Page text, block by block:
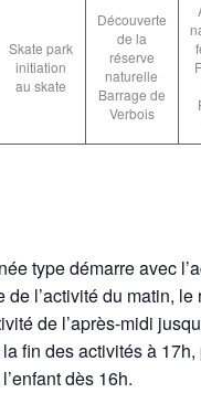
Skate park
initiation
au skate
Découverte
de la
réserve
naturelle
Barrage de
Verbois
type démarre avec
de l’activité du matin, le
de l’après-midi
fin des activités à
dès 16h.